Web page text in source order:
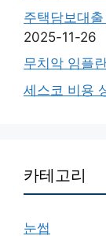
주택담보대
2025-11-26
무치악 임플
세스코 비용
카테고리
눈썹